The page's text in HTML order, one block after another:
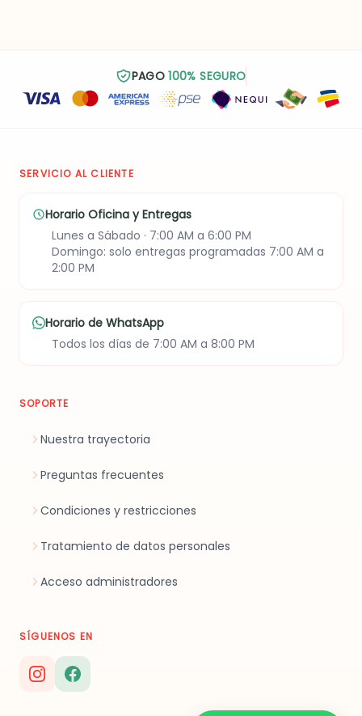
PAGO100% SEGURO
SERVICIO AL CLIENTE
Horario Oficina y Entregas
Lunes a Sábado · 7:00 AM a 6:00 PM
Domingo: solo entregas programadas 7:00 AM a
2:00 PM
Horario de WhatsApp
Todos los días de 7:00 AM a 8:00 PM
SOPORTE
Nuestra trayectoria
Preguntas frecuentes
Condiciones y restricciones
Tratamiento de datos personales
Acceso administradores
SÍGUENOS EN